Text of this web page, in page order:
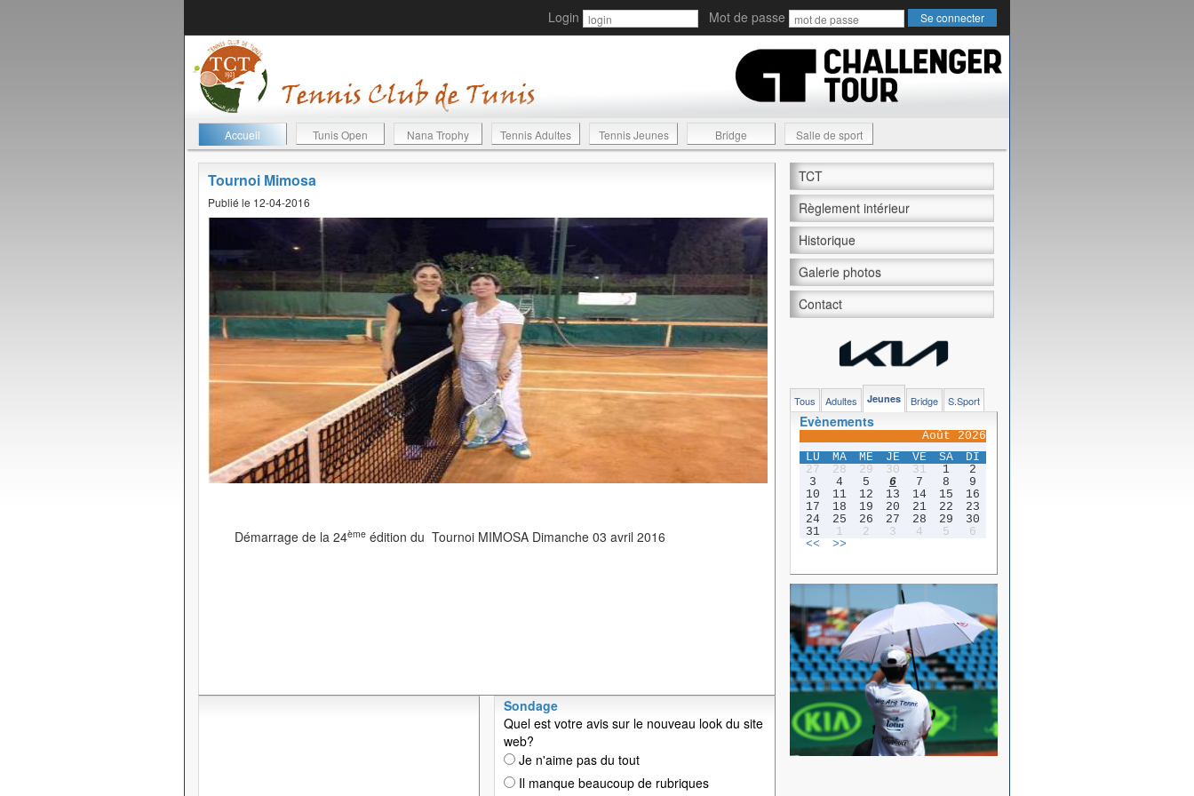
Login Mot de passe
Accueil Tunis Open Nana Trophy Tennis Adultes Tennis Jeunes Bridge Salle de sport
Tournoi Mimosa
Publié le 12-04-2016
Démarrage de la 24ème édition du Tournoi MIMOSA Dimanche 03 avril 2016
Sondage
Quel est votre avis sur le nouveau look du site
web?
Je n'aime pas du tout
Il manque beaucoup de rubriques
TCT
Règlement intérieur
Historique
Galerie photos
Contact
Tous Adultes Jeunes Bridge S.Sport
Evènements
Août 2026
LU
MA ME JE VE SA
DI
27
28 29 30 31 1
2
3
4 5 6 7 8
9
10
11 12 13 14 15
16
17
18 19 20 21 22
23
24
25 26 27 28 29
30
31
1 2 3 4 5
6
<<
>>